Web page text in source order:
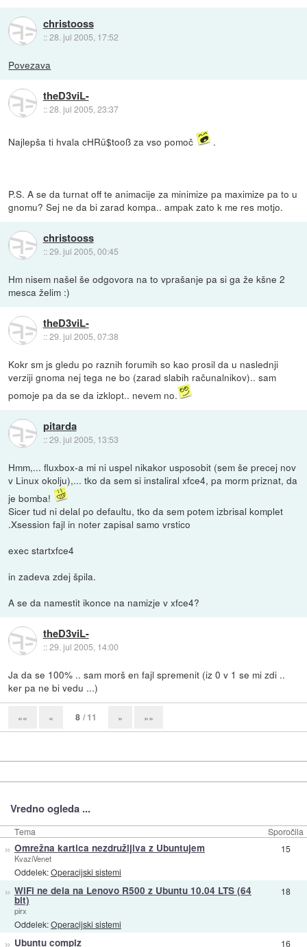
christooss
::28. jul 2005, 17:52
Povezava
theD3viL-
::28. jul 2005, 23:37
Najlepša ti hvala cHRü$tooß za vso pomoč .
P.S. A se da turnat off te animacije za minimize pa maximize pa to u
gnomu? Sej ne da bi zarad kompa.. ampak zato k me res motjo.
christooss
::29. jul 2005, 00:45
Hm nisem našel še odgovora na to vprašanje pa si ga že kšne 2
mesca želim :)
theD3viL-
::29. jul 2005, 07:38
Kokr sm js gledu po raznih forumih so kao prosil da u naslednji
verziji gnoma nej tega ne bo (zarad slabih računalnikov).. sam
pomoje pa da se da izklopt.. nevem no.
pitarda
::29. jul 2005, 13:53
Hmm,... fluxbox-a mi ni uspel nikakor usposobit (sem še precej nov
v Linux okolju),... tko da sem si instaliral xfce4, pa morm priznat, da
je bomba!
Sicer tud ni delal po defaultu, tko da sem potem izbrisal komplet
.Xsession fajl in noter zapisal samo vrstico
exec startxfce4
in zadeva zdej špila.
A se da namestit ikonce na namizje v xfce4?
theD3viL-
::29. jul 2005, 14:00
Ja da se 100% .. sam morš en fajl spremenit (iz 0 v 1 se mi zdi ..
ker pa ne bi vedu ...)
«« « 8 / 11 » »»
Vredno ogleda ...
Tema Sporočila
» Omrežna kartica nezdružljiva z Ubuntujem
KvaziVenet
Oddelek:Operacijski sistemi
15
» WiFi ne dela na Lenovo R500 z Ubuntu 10.04 LTS (64
bit)
pirx
Oddelek:Operacijski sistemi
18
» Ubuntu compiz 16